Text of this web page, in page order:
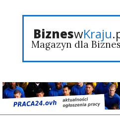
BizneswKraju
Magazyn dla